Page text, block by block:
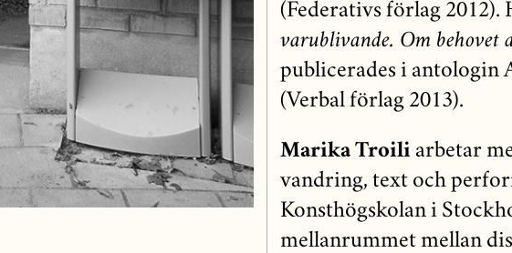
(Federativs förlag 2012).
varublivande. Om behovet
publicerades i antologin
(Verbal förlag 2013).
Marika Troiliarbetar
vandring, text och
Konsthögskolan i
mellanrummet mellan